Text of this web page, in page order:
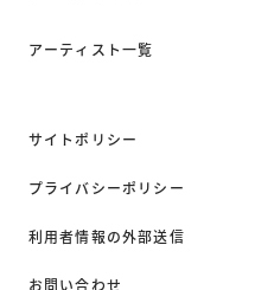
アーティスト一覧
サイトポリシー
プライバシーポリシー
利用者情報の外部送信
お問い合わせ